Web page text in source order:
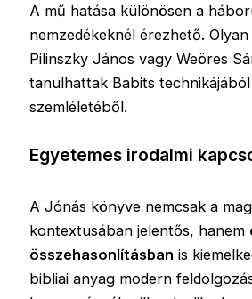
A mű hatása különösen a
nemzedékeknél érezhető.
Pilinszky János vagy Weöres
tanulhattak Babits technikájából
szemléletéből.
Egyetemes irodalmi
A Jónás könyve nemcsak a
kontextusában jelentős, hanem
összehasonlításban is
bibliai anyag modern